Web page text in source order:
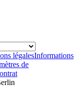
légalesInformations
de